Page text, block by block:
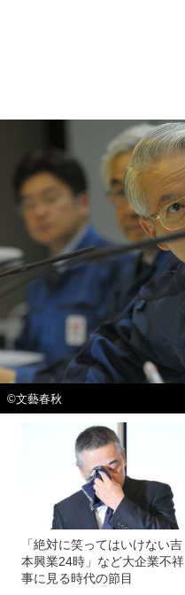
©文藝春秋
「絶対に笑ってはいけない吉
本興業24時」など大企業不祥
事に見る時代の節目